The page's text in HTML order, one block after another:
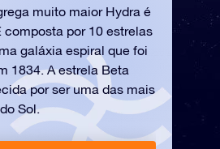
muito maior Hydra é
composta por 10 estrelas
galáxia espiral que foi
1834. A estrela Beta
por ser uma das mais
Sol.